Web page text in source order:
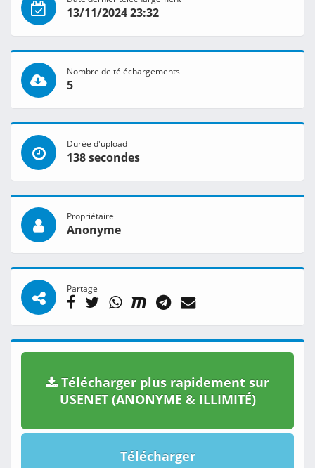
13/11/2024 23:32
Nombre de téléchargements
5
Durée d'upload
138 secondes
Propriétaire
Anonyme
Partage
Télécharger plus rapidement sur
USENET (ANONYME & ILLIMITÉ)
Télécharger